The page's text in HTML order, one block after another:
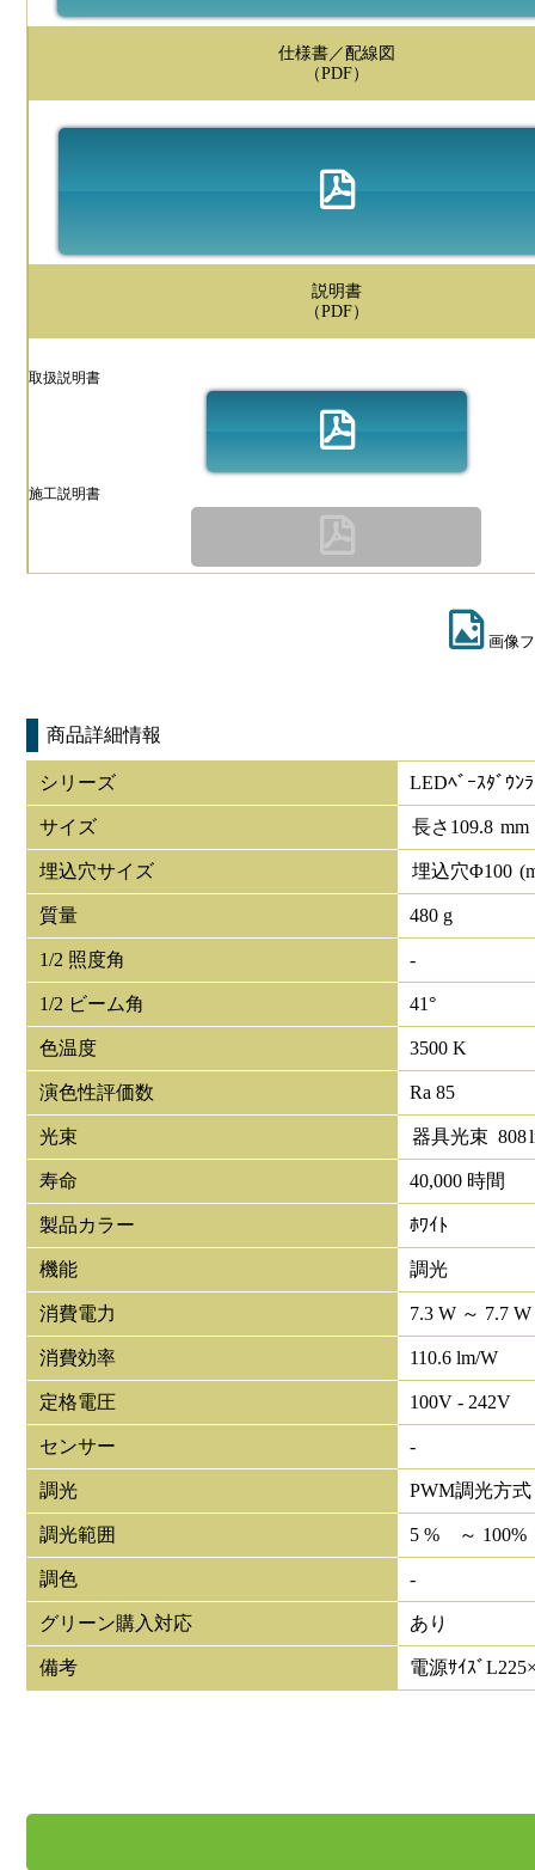
仕様書／配線図
（PDF）
説明書
（PDF）
取扱説明書
施工説明書
画像
商品詳細情報
シリーズ LEDﾍﾞｰｽﾀﾞｳﾝ
サイズ 長さ 109.8 mm
埋込穴サイズ 埋込穴Φ100
質量 480 g
1/2 照度角 -
1/2 ビーム角 41°
色温度 3500 K
演色性評価数 Ra 85
光束 器具光束 808
寿命 40,000 時間
製品カラー ﾎﾜｲﾄ
機能 調光
消費電力 7.3 W ～ 7.7 W
消費効率 110.6 lm/W
定格電圧 100V - 242V
センサー -
調光 PWM調光方式
調光範囲 5 % ～ 100%
調色 -
グリーン購入対応 あり
備考 電源ｻｲｽﾞ